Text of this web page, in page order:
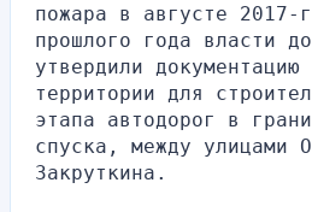
пожара в августе
прошлого года власти
утвердили
территории для
этапа автодорог в
спуска, между улицами
Закруткина.